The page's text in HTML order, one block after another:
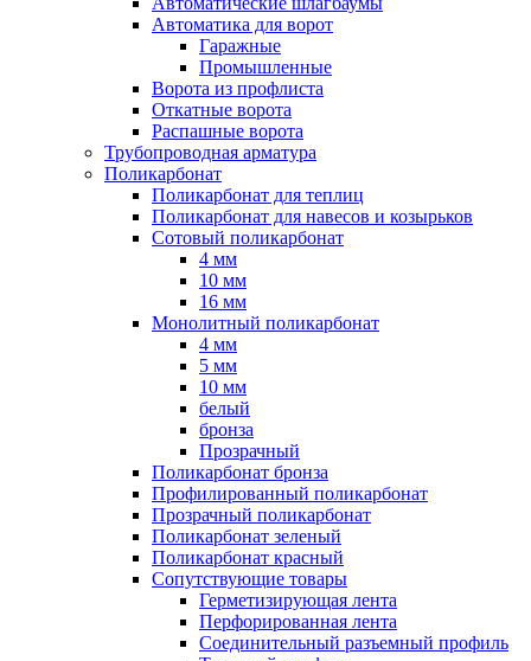
Автоматика для ворот
Гаражные
Промышленные
Ворота из профлиста
Откатные ворота
Распашные ворота
Трубопроводная арматура
Поликарбонат
Поликарбонат для теплиц
Поликарбонат для навесов и козырьков
Сотовый поликарбонат
4 мм
10 мм
16 мм
Монолитный поликарбонат
4 мм
5 мм
10 мм
белый
бронза
Прозрачный
Поликарбонат бронза
Профилированный поликарбонат
Прозрачный поликарбонат
Поликарбонат зеленый
Поликарбонат красный
Сопутствующие товары
Герметизирующая лента
Перфорированная лента
Соединительный разъемный профиль